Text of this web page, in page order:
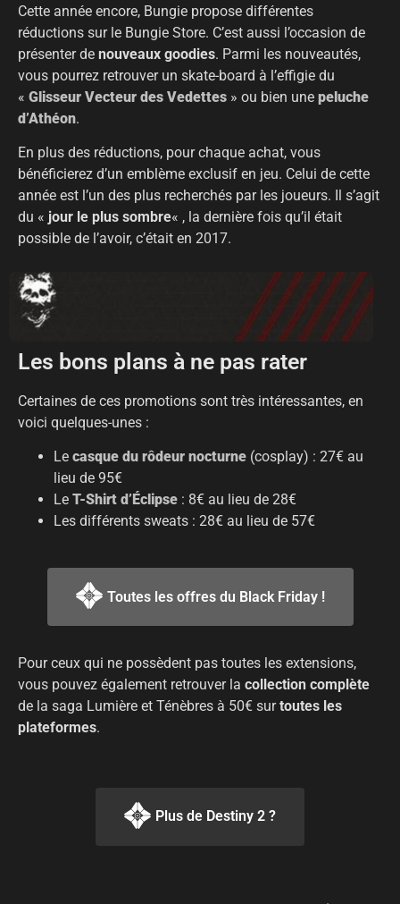
Cette année encore, Bungie propose différentes
réductions sur le Bungie Store. C’est aussi l’occasion de
présenter de nouveaux goodies. Parmi les nouveautés,
vous pourrez retrouver un skate-board à l’effigie du
« Glisseur Vecteur des Vedettes » ou bien une peluche
d’Athéon.
En plus des réductions, pour chaque achat, vous
bénéficierez d’un emblème exclusif en jeu. Celui de cette
année est l’un des plus recherchés par les joueurs. Il s’agit
du « jour le plus sombre« , la dernière fois qu’il était
possible de l’avoir, c’était en 2017.
Les bons plans à ne pas rater
Certaines de ces promotions sont très intéressantes, en
voici quelques-unes :
Le casque du rôdeur nocturne (cosplay) : 27€ au
lieu de 95€
Le T-Shirt d’Éclipse : 8€ au lieu de 28€
Les différents sweats : 28€ au lieu de 57€
Toutes les offres du Black Friday !
Pour ceux qui ne possèdent pas toutes les extensions,
vous pouvez également retrouver la collection complète
de la saga Lumière et Ténèbres à 50€ surtoutes les
plateformes.
Plus de Destiny 2 ?